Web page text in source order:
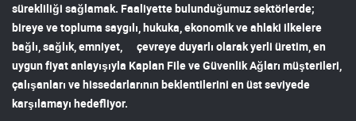
sürekliliği sağlamak. Faaliyette bulunduğumuz sektörlerde;
bireye ve topluma saygılı, hukuka, ekonomik ve ahlaki ilkelere
bağlı, sağlık, emniyet, çevreye duyarlı olarak yerli üretim, en
uygun fiyat anlayışıyla Kaplan File ve Güvenlik Ağları müşterileri,
çalışanları ve hissedarlarının beklentilerini en üst seviyede
karşılamayı hedefliyor.